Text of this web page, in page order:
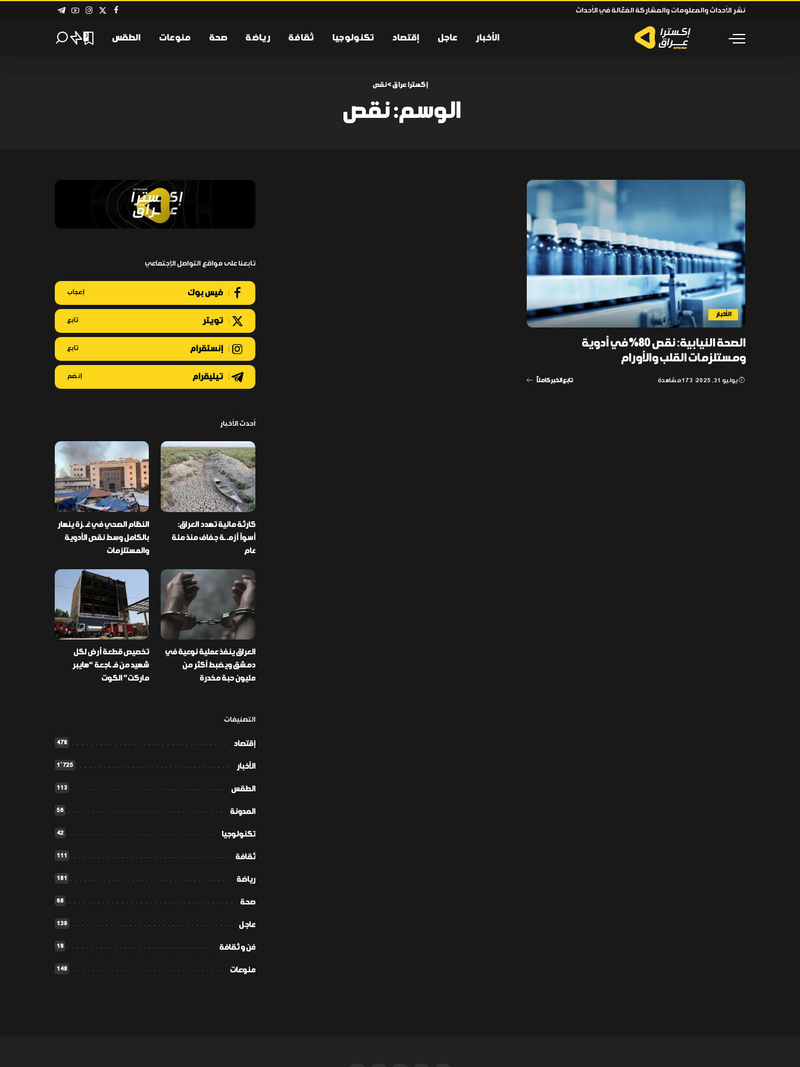
نشر الأحداث والمعلومات والمشاركة الفعّالة في الأحداث
الأخبار عاجل إقتصاد تكنولوجيا ثقافة رياضة صحة منوعات الطقس 0
إكسترا عراق>نقص
الوسم:نقص
الأخبار
الصحة النيابية: نقص 80% في أدوية
ومستلزمات القلب والأورام
يوليو 31, 2025 173 مشاهدة تابع الخبر كاملاً
تابعنا على مواقع التواصل الإجتماعي
فيس بوك إعجاب
تويتر تابع
إنستقرام تابع
تيليقرام إنضم
أحدث الأخبار
كارثة مائية تهدد العراق:
أسوأ أزمـ ـة جفاف منذ مئة
عام
النظام الصحي في غـ ـزة ينهار
بالكامل وسط نقص الأدوية
والمستلزمات
العراق ينفذ عملية نوعية في
دمشق ويضبط أكثر من
مليون حبة مخدرة
تخصيص قطعة أرض لكل
شهيد من فـ ـاجعة “هايبر
ماركت” الكوت
التصنيفات
إقتصاد 478
الأخبار 1٬725
الطقس 113
المدونة 56
تكنولوجيا 42
ثقافة 111
رياضة 181
صحة 68
عاجل 139
فن و ثقافة 18
منوعات 148